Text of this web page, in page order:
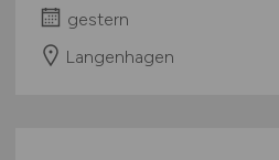
gestern
Langenhagen